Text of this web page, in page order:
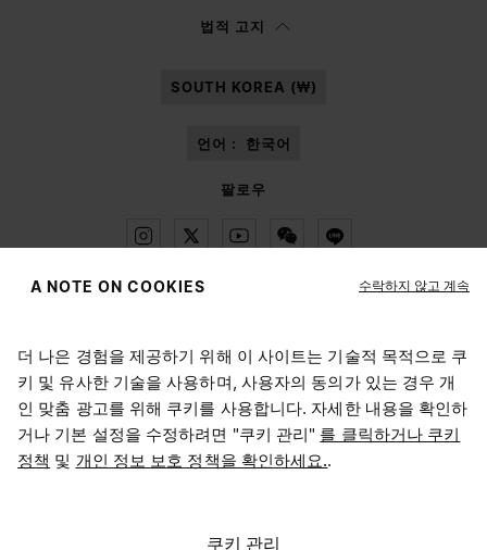
를 읽은 후에 본인은Margiela S.A.S.U. 이 마케팅을 위해 본인의 개
인 데이터를 처리할 수 있도록 승인합니다.
법적 고지
SOUTH KOREA (₩)
언어 : 한국어
팔로우
Maison Margiela는 OTB 그룹의 자회사입니다.
위치 선택하기
현재 접속하신 위치는 United States입니다. 위치를 업데이트
하시겠어요?
United States
A NOTE ON COOKIES 수락하지 않고 계속
더 나은 경험을 제공하기 위해 이 사이트는 기술적 목적으로 쿠
키 및 유사한 기술을 사용하며, 사용자의 동의가 있는 경우 개
인 맞춤 광고를 위해 쿠키를 사용합니다. 자세한 내용을 확인하
거나 기본 설정을 수정하려면 "쿠키 관리" 를 클릭하거나 쿠키
정책 및 개인 정보 보호 정책을 확인하세요..
쿠키 관리